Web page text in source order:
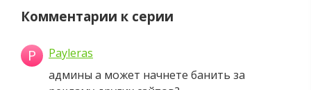
Комментарии к серии
P
Payleras
админы а может начнете банить за